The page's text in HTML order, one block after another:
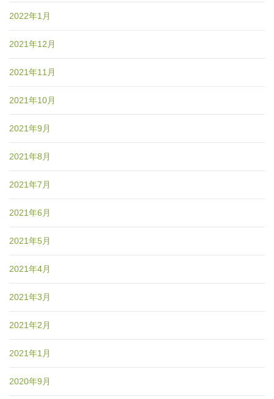
2022年1月
2021年12月
2021年11月
2021年10月
2021年9月
2021年8月
2021年7月
2021年6月
2021年5月
2021年4月
2021年3月
2021年2月
2021年1月
2020年9月